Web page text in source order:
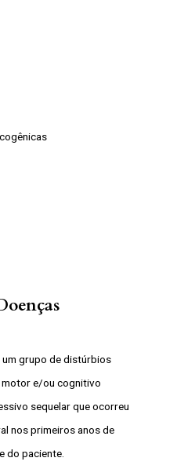
grupo de distúrbios
motor e/ou cognitivo
sequelar que ocorreu
nos primeiros anos de
do paciente.